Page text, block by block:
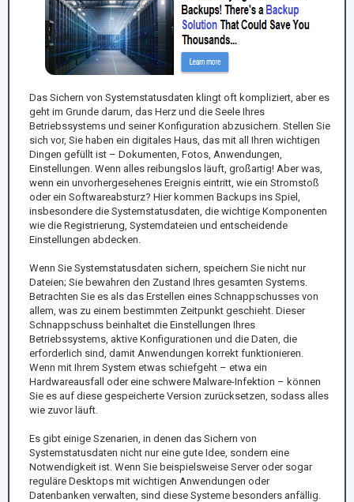
Das Sichern von Systemstatusdaten klingt oft kompliziert, aber es
geht im Grunde darum, das Herz und die Seele Ihres
Betriebssystems und seiner Konfiguration abzusichern. Stellen Sie
sich vor, Sie haben ein digitales Haus, das mit all Ihren wichtigen
Dingen gefüllt ist – Dokumenten, Fotos, Anwendungen,
Einstellungen. Wenn alles reibungslos läuft, großartig! Aber was,
wenn ein unvorhergesehenes Ereignis eintritt, wie ein Stromstoß
oder ein Softwareabsturz? Hier kommen Backups ins Spiel,
insbesondere die Systemstatusdaten, die wichtige Komponenten
wie die Registrierung, Systemdateien und entscheidende
Einstellungen abdecken.
Wenn Sie Systemstatusdaten sichern, speichern Sie nicht nur
Dateien; Sie bewahren den Zustand Ihres gesamten Systems.
Betrachten Sie es als das Erstellen eines Schnappschusses von
allem, was zu einem bestimmten Zeitpunkt geschieht. Dieser
Schnappschuss beinhaltet die Einstellungen Ihres
Betriebssystems, aktive Konfigurationen und die Daten, die
erforderlich sind, damit Anwendungen korrekt funktionieren.
Wenn mit Ihrem System etwas schiefgeht – etwa ein
Hardwareausfall oder eine schwere Malware-Infektion – können
Sie es auf diese gespeicherte Version zurücksetzen, sodass alles
wie zuvor läuft.
Es gibt einige Szenarien, in denen das Sichern von
Systemstatusdaten nicht nur eine gute Idee, sondern eine
Notwendigkeit ist. Wenn Sie beispielsweise Server oder sogar
reguläre Desktops mit wichtigen Anwendungen oder
Datenbanken verwalten, sind diese Systeme besonders anfällig.